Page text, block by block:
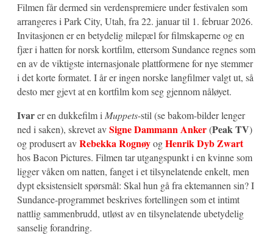
Filmen får dermed sin verdenspremiere under festivalen som
arrangeres i Park City, Utah, fra 22. januar til 1. februar 2026.
Invitasjonen er en betydelig milepæl for filmskaperne og en
fjær i hatten for norsk kortfilm, ettersom Sundance regnes som
en av de viktigste internasjonale plattformene for nye stemmer
i det korte formatet. I år er ingen norske langfilmer valgt ut, så
desto mer gjevt at en kortfilm kom seg gjennom nåløyet.
Ivarer en dukkefilm iMuppets-stil (se bakom-bilder lenger
ned i saken), skrevet avSigne Dammann Anker(Peak TV)
og produsert avRebekka RognøyogHenrik Dyb Zwart
hos Bacon Pictures. Filmen tar utgangspunkt i en kvinne som
ligger våken om natten, fanget i et tilsynelatende enkelt, men
dypt eksistensielt spørsmål: Skal hun gå fra ektemannen sin? I
Sundance-programmet beskrives fortellingen som et intimt
nattlig sammenbrudd, utløst av en tilsynelatende ubetydelig
sanselig forandring.